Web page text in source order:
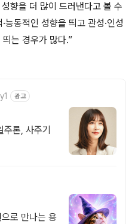
향을 더 많이 드러낸다고 볼 수
능동적인 성향을 띄고 관성·인성
띄는 경우가 많다.”
광고
론, 사주기
로 만나는 용